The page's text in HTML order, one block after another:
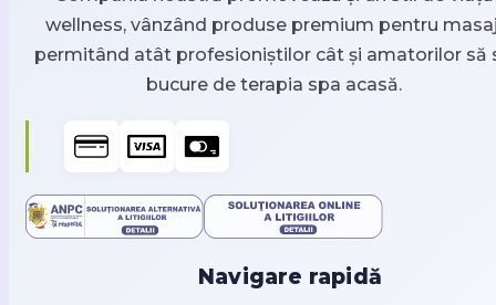
wellness, vânzând produse premium pentru
permitând atât profesioniștilor cât și amatorilor să
bucure de terapia spa acasă.
Navigare rapidă